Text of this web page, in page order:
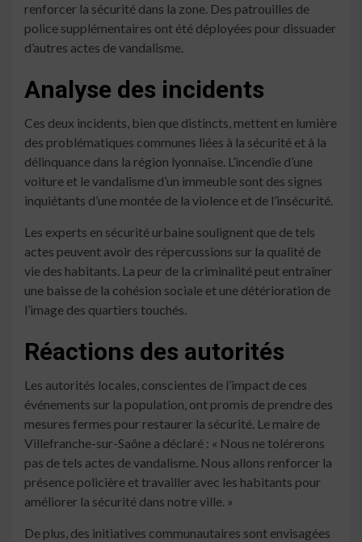
renforcer la sécurité dans la zone. Des patrouilles de
police supplémentaires ont été déployées pour dissuader
d’autres actes de vandalisme.
Analyse des incidents
Ces deux incidents, bien que distincts, mettent en lumière
des problématiques communes liées à la sécurité et à la
délinquance dans la région lyonnaise. L’incendie d’une
voiture et le vandalisme d’un immeuble sont des signes
inquiétants d’une montée de la violence et de l’insécurité.
Les experts en sécurité urbaine soulignent que de tels
actes peuvent avoir des répercussions sur la qualité de
vie des habitants. La peur de la criminalité peut entraîner
une baisse de la cohésion sociale et une détérioration de
l’image des quartiers touchés.
Réactions des autorités
Les autorités locales, conscientes de l’impact de ces
événements sur la population, ont promis de prendre des
mesures fermes pour restaurer la sécurité. Le maire de
Villefranche-sur-Saône a déclaré : « Nous ne tolérerons
pas de tels actes de vandalisme. Nous allons renforcer la
présence policière et travailler avec les habitants pour
améliorer la sécurité dans notre ville. »
De plus, des initiatives communautaires sont envisagées